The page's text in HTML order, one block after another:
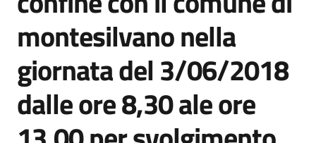
montesilvano nella
giornata del 3/06/2018
dalle ore 8,30 ale ore